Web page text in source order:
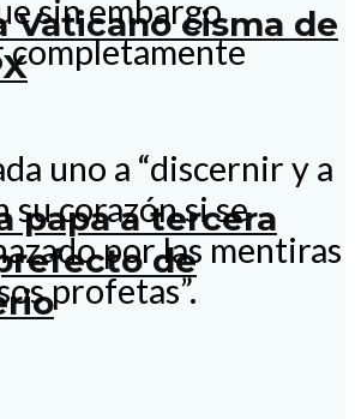
Vaticano cisma de
papa a tercera
de
sin embargo
completamente
uno a “discernir y a
su corazón si se
por las mentiras
profetas”.